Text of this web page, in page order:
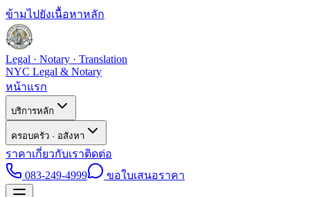
ข้ามไปยังเนื้อหาหลัก
Legal · Notary · Translation
NYC Legal & Notary
หน้าแรก
บริการหลัก
ครอบครัว · อสังหา
ราคาเกี่ยวกับเราติดต่อ
083-249-4999
ขอใบเสนอราคา